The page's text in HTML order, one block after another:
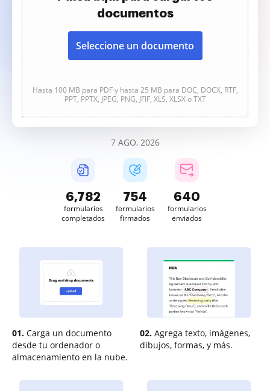
documentos
Seleccione un documento
Hasta 100 MB para PDF y hasta 25 MB para DOC, DOCX, RTF,
PPT, PPTX, JPEG, PNG, JFIF, XLS, XLSX o TXT
7 AGO, 2026
6,783
formularios
completados
754
formularios
firmados
640
formularios
enviados
01. Carga un documento
desde tu ordenador o
almacenamiento en la nube.
02. Agrega texto, imágenes,
dibujos, formas, y más.